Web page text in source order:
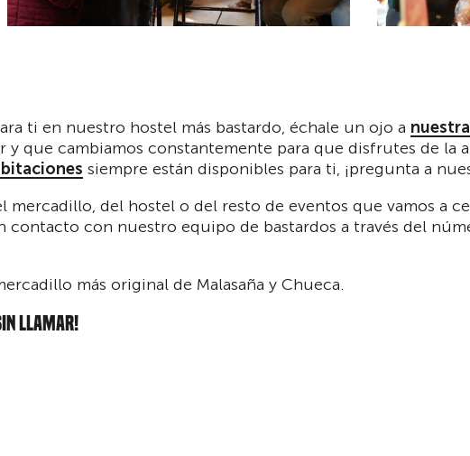
ti en nuestro hostel más bastardo, échale un ojo a
que cambiamos constantemente para que disfrutes de la
siempre están disponibles para ti, ¡pregunta a
del hostel o del resto de eventos que vamos a
contacto con nuestro equipo de bastardos a través del
más original de Malasaña y Chueca.
LLAMAR!